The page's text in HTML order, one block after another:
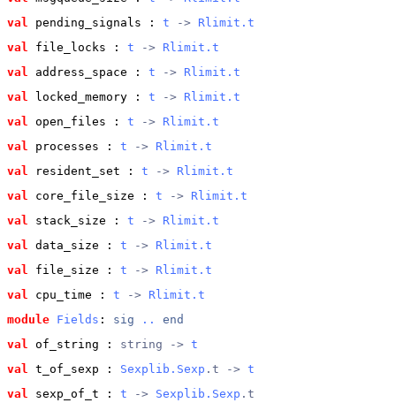
val
pending_signals : t -> Rlimit.t
val
file_locks : t -> Rlimit.t
val
address_space : t -> Rlimit.t
val
locked_memory : t -> Rlimit.t
val
open_files : t -> Rlimit.t
val
processes : t -> Rlimit.t
val
resident_set : t -> Rlimit.t
val
core_file_size : t -> Rlimit.t
val
stack_size : t -> Rlimit.t
val
data_size : t -> Rlimit.t
val
file_size : t -> Rlimit.t
val
cpu_time : t -> Rlimit.t
module Fields : sig ..
end
val
of_string : string -> t
val
t_of_sexp : Sexplib.Sexp .t -> t
val
sexp_of_t : t -> Sexplib.Sexp .t